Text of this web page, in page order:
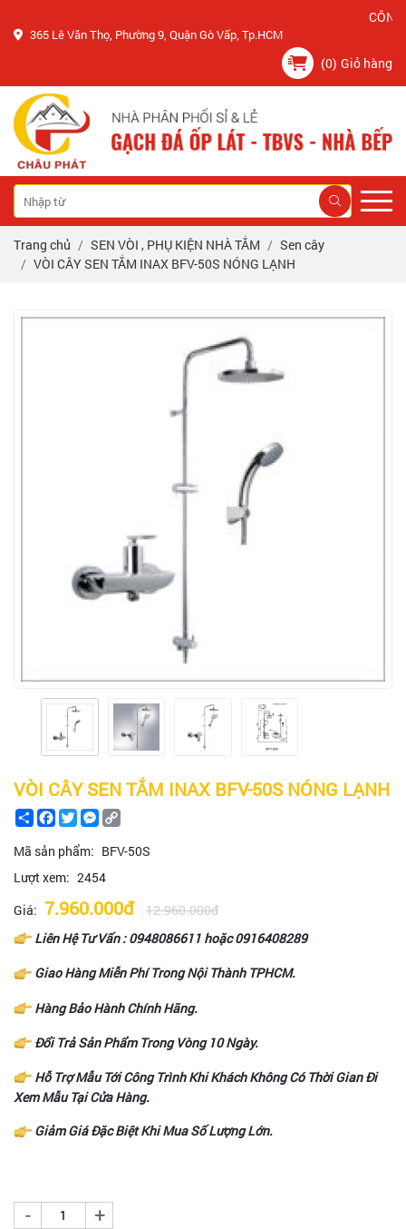
CÔNG TY
365 Lê Văn Thọ, Phường 9, Quận Gò Vấp, Tp.HCM
(0) Giỏ hàng
Trang chủ SEN VÒI , PHỤ KIỆN NHÀ TẮM
Sen cây
VÒI CÂY SEN TẮM INAX BFV-50S NÓNG LẠNH
VÒI CÂY SEN TẮM INAX BFV-50S NÓNG LẠNH
ShareFacebook
TwitterMessenger
Mã sản phẩm: BFV-50S
Lượt xem: 2454
Giá: 7.960.000đ
12.960.000đ
Liên Hệ Tư Vấn :0948086611 hoặc0916408289
Giao Hàng Miễn Phí Trong Nội Thành TPHCM.
Hàng Bảo Hành Chính Hãng.
Đổi Trả Sản Phẩm Trong Vòng 10 Ngày.
Hỗ Trợ Mẫu Tới Công Trình Khi Khách Không Có Thời Gian Đi
Xem Mẫu Tại Cửa Hàng.
Giảm Giá Đặc Biệt Khi Mua Số Lượng Lớn.
- +